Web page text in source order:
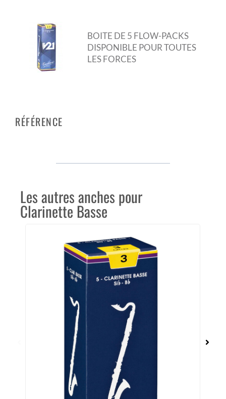
BOITE DE 5 FLOW-PACKS
DISPONIBLE POUR TOUTES
LES FORCES
RÉFÉRENCE
Les autres anches pour
Clarinette Basse